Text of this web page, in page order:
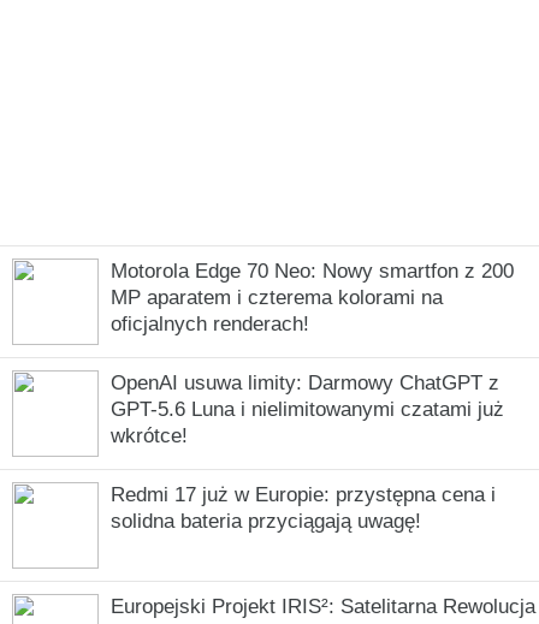
Motorola Edge 70 Neo: Nowy smartfon z 200
MP aparatem i czterema kolorami na
oficjalnych renderach!
OpenAI usuwa limity: Darmowy ChatGPT z
GPT-5.6 Luna i nielimitowanymi czatami już
wkrótce!
Redmi 17 już w Europie: przystępna cena i
solidna bateria przyciągają uwagę!
Europejski Projekt IRIS²: Satelitarna Rewolucja